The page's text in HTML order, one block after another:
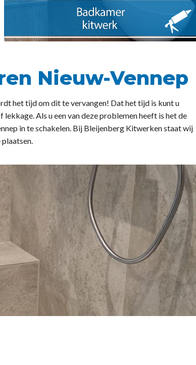
Nieuw-Vennep
het tijd om dit te vervangen! Dat het tijd is kunt u
Als u een van deze problemen heeft is het de
in te schakelen. Bij Bleijenberg Kitwerken staat wij